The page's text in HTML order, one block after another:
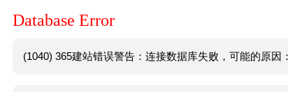
Database Error
(1040) 365建站错误警告：连接数据库失败，可能的原因